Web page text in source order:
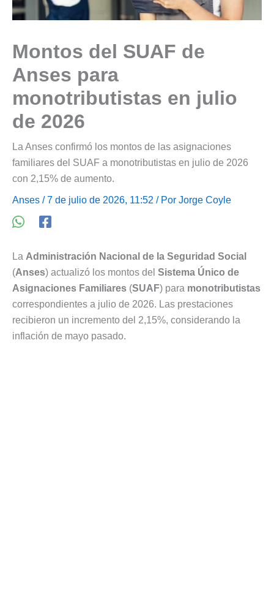
Montos del SUAF de
Anses para
monotributistas en julio
de 2026
La Anses confirmó los montos de las asignaciones
familiares del SUAF a monotributistas en julio de 2026
con 2,15% de aumento.
Anses / 7 de julio de 2026, 11:52 / Por Jorge Coyle
La Administración Nacional de la Seguridad Social
(Anses) actualizó los montos del Sistema Único de
Asignaciones Familiares (SUAF) para monotributistas
correspondientes a julio de 2026. Las prestaciones
recibieron un incremento del 2,15%, considerando la
inflación de mayo pasado.